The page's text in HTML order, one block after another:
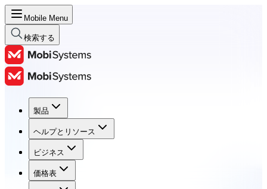
Mobile Menu
検索する
製品
ヘルプとリソース
ビジネス
価格表
製品
ヘルプとリソース
ビジネス
価格表